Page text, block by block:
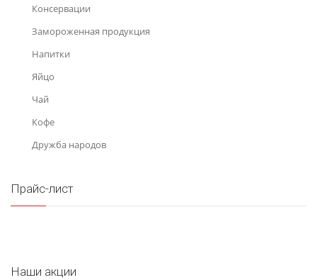
Консервации
Замороженная продукция
Напитки
Яйцо
Чай
Кофе
Дружба народов
Прайс-лист
Наши акции